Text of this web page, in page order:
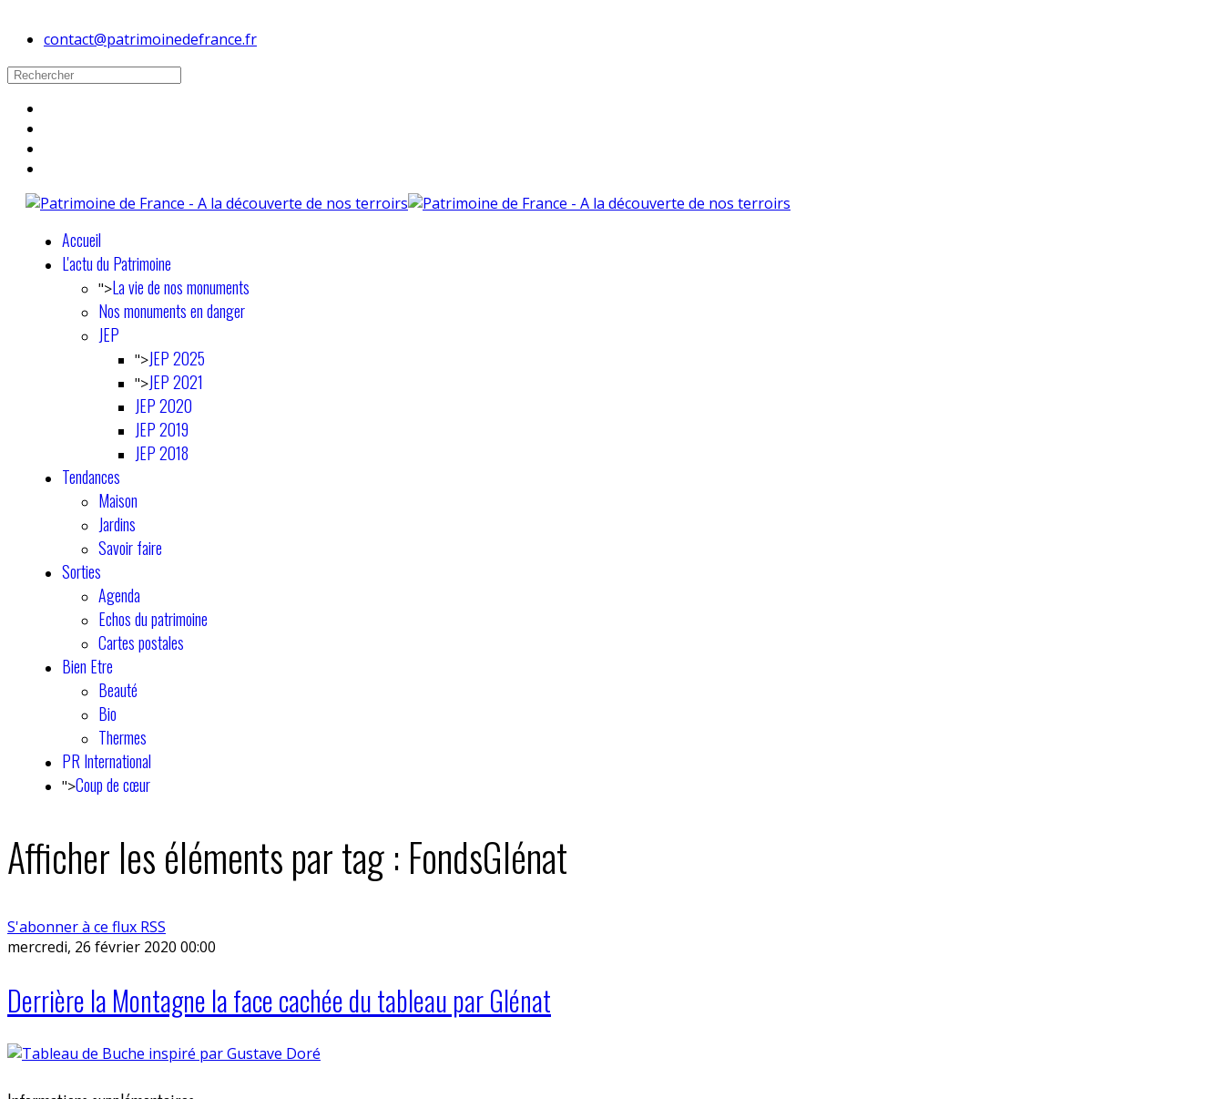
contact@patrimoinedefrance.fr
Accueil
L'actu du Patrimoine
">La vie de nos monuments
Nos monuments en danger
JEP
">JEP 2025
">JEP 2021
JEP 2020
JEP 2019
JEP 2018
Tendances
Maison
Jardins
Savoir faire
Sorties
Agenda
Echos du patrimoine
Cartes postales
Bien Etre
Beauté
Bio
Thermes
PR International
">Coup de cœur
Afficher les éléments par tag : FondsGlénat
S'abonner à ce flux RSS
mercredi, 26 février 2020 00:00
Derrière la Montagne la face cachée du tableau par Glénat